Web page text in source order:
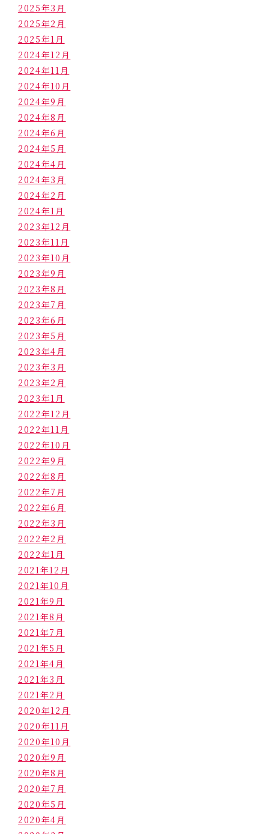
2025年3月
2025年2月
2025年1月
2024年12月
2024年11月
2024年10月
2024年9月
2024年8月
2024年6月
2024年5月
2024年4月
2024年3月
2024年2月
2024年1月
2023年12月
2023年11月
2023年10月
2023年9月
2023年8月
2023年7月
2023年6月
2023年5月
2023年4月
2023年3月
2023年2月
2023年1月
2022年12月
2022年11月
2022年10月
2022年9月
2022年8月
2022年7月
2022年6月
2022年3月
2022年2月
2022年1月
2021年12月
2021年10月
2021年9月
2021年8月
2021年7月
2021年5月
2021年4月
2021年3月
2021年2月
2020年12月
2020年11月
2020年10月
2020年9月
2020年8月
2020年7月
2020年5月
2020年4月